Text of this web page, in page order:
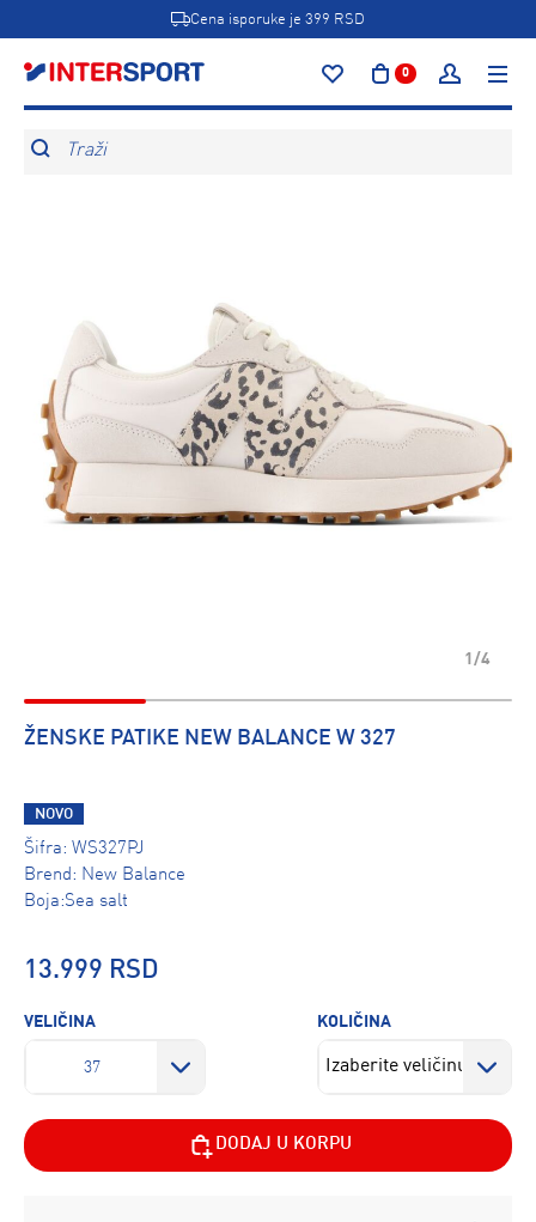
Cena isporuke je 399 RSD
0
Traži
1/4
ŽENSKE PATIKE NEW BALANCE W 327
NOVO
Šifra: WS327PJ
Brend: New Balance
Boja:Sea salt
13.999 RSD
VELIČINA
37
KOLIČINA
DODAJ U KORPU